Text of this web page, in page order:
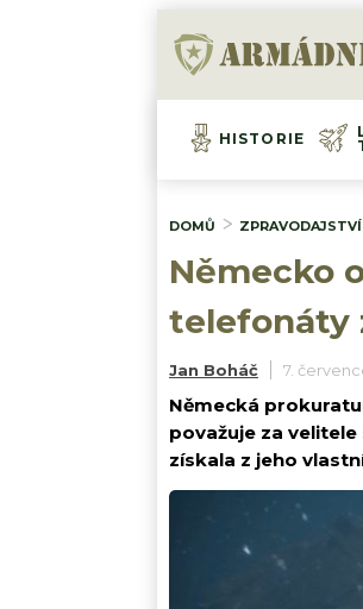
HISTORIE
DOMŮ ZPRAVODAJSTVÍ
Německo
telefonáty
Jan Boháč 7.
Německá
považuje za
získala z jeho